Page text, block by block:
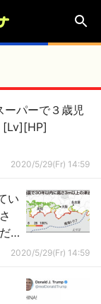
ーパーで３歳児
に暴行 ４２歳の会社員を逮捕 神戸市 [Lv][HP]
2020/5/29(Fr) 14:59
い
2020/5/29(Fr) 14:59